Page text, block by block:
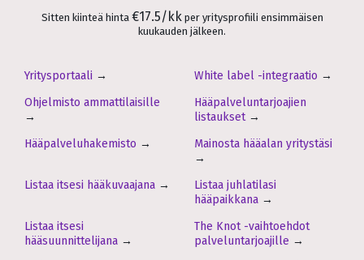
Sitten kiinteä hinta €17.5/kkper yritysprofiili ensimmäisen
kuukauden jälkeen.
Yritysportaali → White label -integraatio →
Ohjelmisto ammattilaisille
→
Hääpalveluntarjoajien
listaukset→
Hääpalveluhakemisto →
Mainosta hääalan yritystäsi
→
Listaa itsesi hääkuvaajana →
Listaa juhlatilasi
hääpaikkana →
Listaa itsesi
hääsuunnittelijana →
The Knot -vaihtoehdot
palveluntarjoajille →